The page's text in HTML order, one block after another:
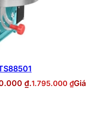
₫.1.795.000 ₫Giá